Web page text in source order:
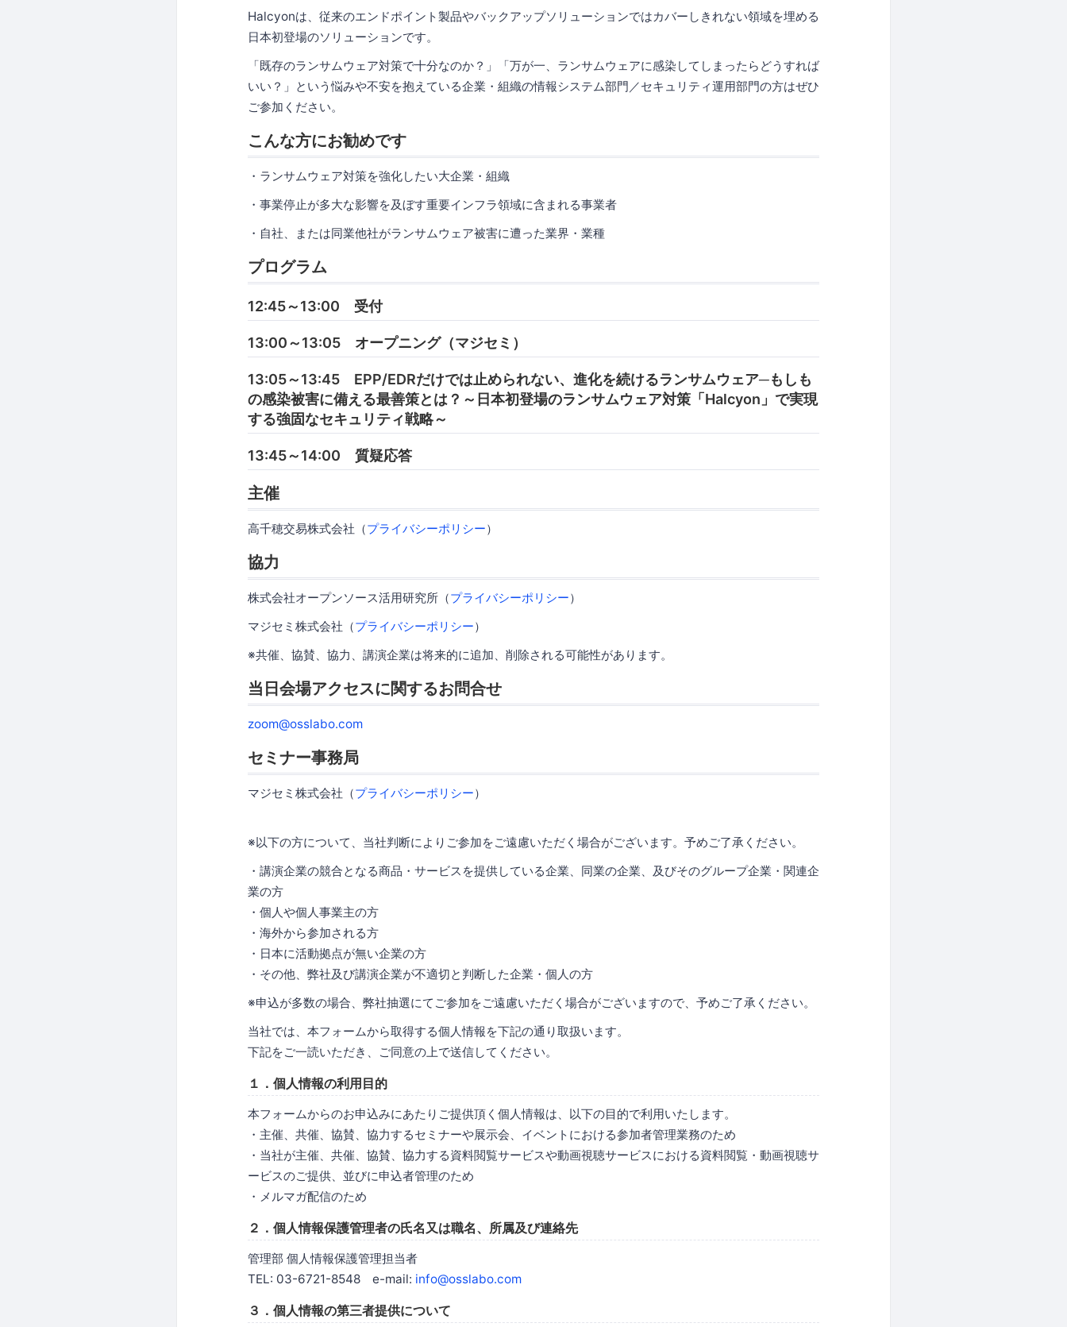
Halcyonは、従来のエンドポイント製品やバックアップソリューションではカバーしきれない領域を埋める
日本初登場のソリューションです。
「既存のランサムウェア対策で十分なのか？」「万が一、ランサムウェアに感染してしまったらどうすれば
いい？」という悩みや不安を抱えている企業・組織の情報システム部門／セキュリティ運用部門の方はぜひ
ご参加ください。
こんな方にお勧めです
・ランサムウェア対策を強化したい大企業・組織
・事業停止が多大な影響を及ぼす重要インフラ領域に含まれる事業者
・自社、または同業他社がランサムウェア被害に遭った業界・業種
プログラム
12:45～13:00 受付
13:00～13:05 オープニング（マジセミ）
13:05～13:45 EPP/EDRだけでは止められない、進化を続けるランサムウェア─もしも
の感染被害に備える最善策とは？～日本初登場のランサムウェア対策「Halcyon」で実現
する強固なセキュリティ戦略～
13:45～14:00 質疑応答
主催
高千穂交易株式会社（プライバシーポリシー）
協力
株式会社オープンソース活用研究所（プライバシーポリシー）
マジセミ株式会社（プライバシーポリシー）
※共催、協賛、協力、講演企業は将来的に追加、削除される可能性があります。
当日会場アクセスに関するお問合せ
zoom@osslabo.com
セミナー事務局
マジセミ株式会社（プライバシーポリシー）
※以下の方について、当社判断によりご参加をご遠慮いただく場合がございます。予めご了承ください。
・講演企業の競合となる商品・サービスを提供している企業、同業の企業、及びそのグループ企業・関連企
業の方
・個人や個人事業主の方
・海外から参加される方
・日本に活動拠点が無い企業の方
・その他、弊社及び講演企業が不適切と判断した企業・個人の方
※申込が多数の場合、弊社抽選にてご参加をご遠慮いただく場合がございますので、予めご了承ください。
当社では、本フォームから取得する個人情報を下記の通り取扱います。
下記をご一読いただき、ご同意の上で送信してください。
１．個人情報の利用目的
本フォームからのお申込みにあたりご提供頂く個人情報は、以下の目的で利用いたします。
・主催、共催、協賛、協力するセミナーや展示会、イベントにおける参加者管理業務のため
・当社が主催、共催、協賛、協力する資料閲覧サービスや動画視聴サービスにおける資料閲覧・動画視聴サ
ービスのご提供、並びに申込者管理のため
・メルマガ配信のため
２．個人情報保護管理者の氏名又は職名、所属及び連絡先
管理部 個人情報保護管理担当者
TEL: 03-6721-8548 e-mail: info@osslabo.com
３．個人情報の第三者提供について